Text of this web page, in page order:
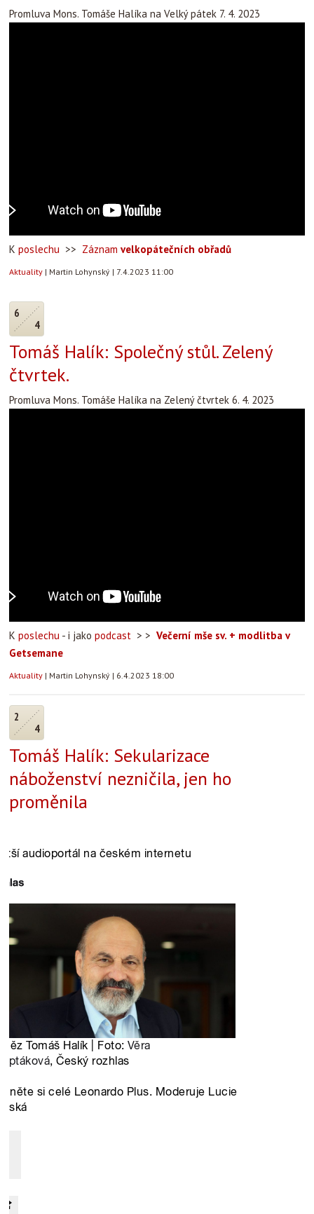
Promluva Mons. Tomáše Halíka na Velký pátek 7. 4. 2023
K poslechu >> Záznam velkopátečních obřadů
Aktuality | Martin Lohynský | 7.4.2023 11:00
6
4
Tomáš Halík: Společný stůl. Zelený
čtvrtek.
Promluva Mons. Tomáše Halíka na Zelený čtvrtek 6. 4. 2023
K poslechu - i jako podcast > > Večerní mše sv. + modlitba v
Getsemane
Aktuality | Martin Lohynský | 6.4.2023 18:00
2
4
Tomáš Halík: Sekularizace
náboženství nezničila, jen ho
proměnila